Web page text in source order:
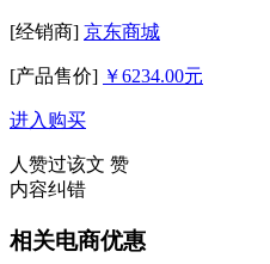
[经销商] 京东商城
[产品售价] ￥6234.00元
进入购买
人赞过该文 赞
内容纠错
相关电商优惠